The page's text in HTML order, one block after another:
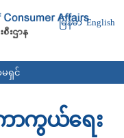
မြန်မာ English
ရှင်
ကာကွယ်ရေး